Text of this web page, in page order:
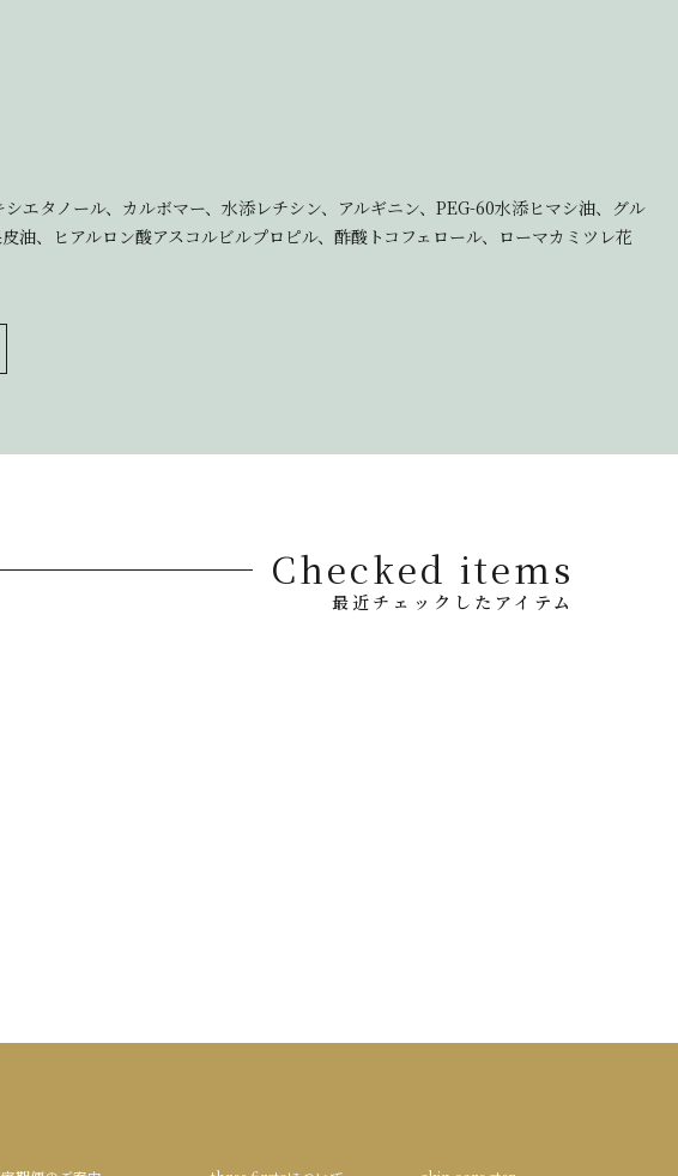
エタノール、カルボマー、水添レチシン、アルギニン、PEG-60水添ヒマシ油、グル
、ヒアルロン酸アスコルビルプロピル、酢酸トコフェロール、ローマカミツレ花
Checked items
最近チェックしたアイテム